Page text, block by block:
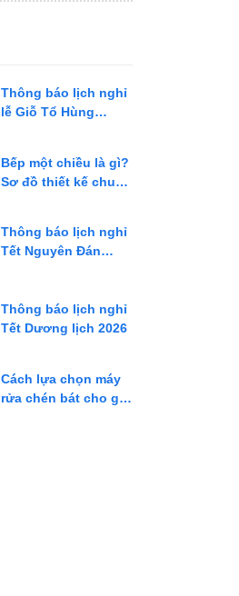
Thông báo lịch nghỉ
lễ Giỗ Tổ Hùng
Bếp một chiều là gì?
Sơ đồ thiết kế chuẩn
nghiệp
Thông báo lịch nghỉ
Tết Nguyên Đán
Thông báo lịch nghỉ
Tết Dương lịch 2026
Cách lựa chọn máy
rửa chén bát cho gia